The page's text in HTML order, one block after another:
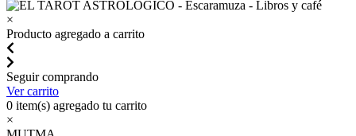
×
Producto agregado a carrito
Seguir comprando
Ver carrito
0 item(s) agregado tu carrito
×